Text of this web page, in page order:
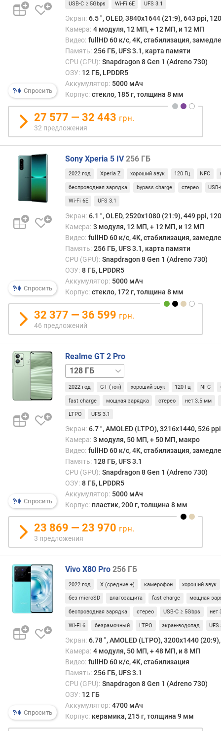
в
60
Quad
HD+
(с
144
X65
10
с.
в
л
к
о
л
и
ч
е
с
т
в
п
е
д
и
й
д
и
а
г
ь
д
(
"
)
P
P
(
p
i
)
ч
а
з
Спросить
USB-C ≥ 5Gbps Wi-Fi 6E UFS 3.1
Экран: 6.5 ", OLED, 3840x1644 (21:9), 643 ppi,
Камера: 4 модуля, 12 МП, + 12 МП, и 12 МП
Видео: fullHD 60 к/с, 4K, стабилизация,
Память: 256 ГБ, UFS 3.1, карта памяти
CPU (GPU): Snapdragon 8 Gen 1 (Adreno 730)
ОЗУ: 12 ГБ, LPDDR5
Аккумулятор: 5000 мАч
Корпус: стекло, 185 г, толщина 8 мм
27 577 — 32 443 грн.
32 предложения
Спросить
Sony Xperia 5 IV 256 ГБ
2022 год Xperia Z хороший звук 120 Гц NFC
беспроводная зарядка bypass charge стерео
Wi-Fi 6E UFS 3.1
Экран: 6.1 ", OLED, 2520х1080 (21:9), 449 ppi,
Камера: 3 модуля, 12 МП, + 12 МП, и 12 МП
Видео: fullHD 60 к/с, 4K, стабилизация,
Память: 256 ГБ, UFS 3.1, карта памяти
CPU (GPU): Snapdragon 8 Gen 1 (Adreno 730)
ОЗУ: 8 ГБ, LPDDR5
Аккумулятор: 5000 мАч
Корпус: стекло, 172 г, толщина 8 мм
32 377 — 36 599 грн.
46 предложений
Спросить
Realme GT 2 Pro
256 ГБ
2022 год GT (топ) хороший звук 120 Гц NFC
fast charge мощная зарядка стерео нет 3.5 мм
LTPO UFS 3.1
Экран: 6.7 ", AMOLED (LTPO), 3216x1440, 526
Камера: 3 модуля, 50 МП, + 50 МП, макро
Видео: fullHD 60 к/с, 4K, стабилизация,
Память: 128 ГБ, UFS 3.1
CPU (GPU): Snapdragon 8 Gen 1 (Adreno 730)
ОЗУ: 8 ГБ, LPDDR5
Аккумулятор: 5000 мАч
Корпус: пластик, 200 г, толщина 8 мм
23 869 — 23 970 грн.
3 предложения
Спросить
Vivo X80 Pro 256 ГБ
2022 год X (средние +) камерофон хороший звук
без microSD влагозащита fast charge мощная
беспроводная зарядка стерео USB-C ≥ 5Gbps нет
Wi-Fi 6 безрамочный LTPO экран-водопад UFS
Экран: 6.78 ", AMOLED (LTPO), 3200х1440
Камера: 4 модуля, 50 МП, + 48 МП, и 8 МП
Видео: fullHD 60 к/с, 4K, стабилизация
Память: 256 ГБ, UFS 3.1
CPU (GPU): Snapdragon 8 Gen 1 (Adreno 730)
ОЗУ: 12 ГБ
Аккумулятор: 4700 мАч
Корпус: керамика, 215 г, толщина 9 мм